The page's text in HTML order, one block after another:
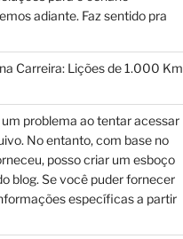
adiante. Faz sentido pra
Carreira: Lições de 1.000 Km
problema ao tentar acessar
No entanto, com base no
posso criar um esboço
blog. Se você puder fornecer
específicas a partir